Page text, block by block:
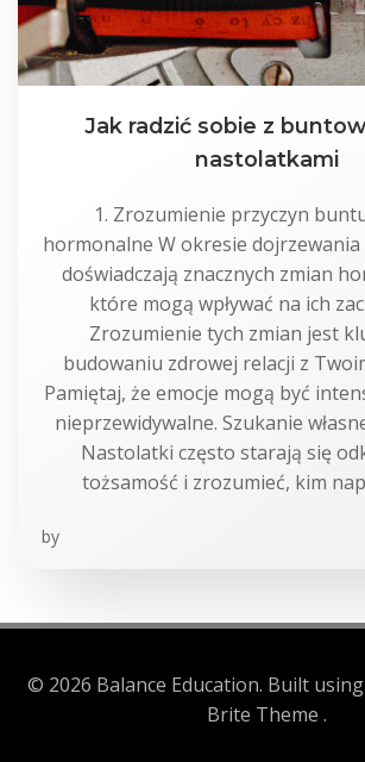
Jak radzić sobie z
nastolatkami
1. Zrozumienie przyczyn
hormonalne W okresie
doświadczają znacznych zmian
które mogą wpływać na ich
Zrozumienie tych zmian jest
budowaniu zdrowej relacji z
Pamiętaj, że emocje mogą być
nieprzewidywalne. Szukanie
Nastolatki często starają się
tożsamość i zrozumieć, kim
by
© 2026 Balance Education. Built
Brite Theme .